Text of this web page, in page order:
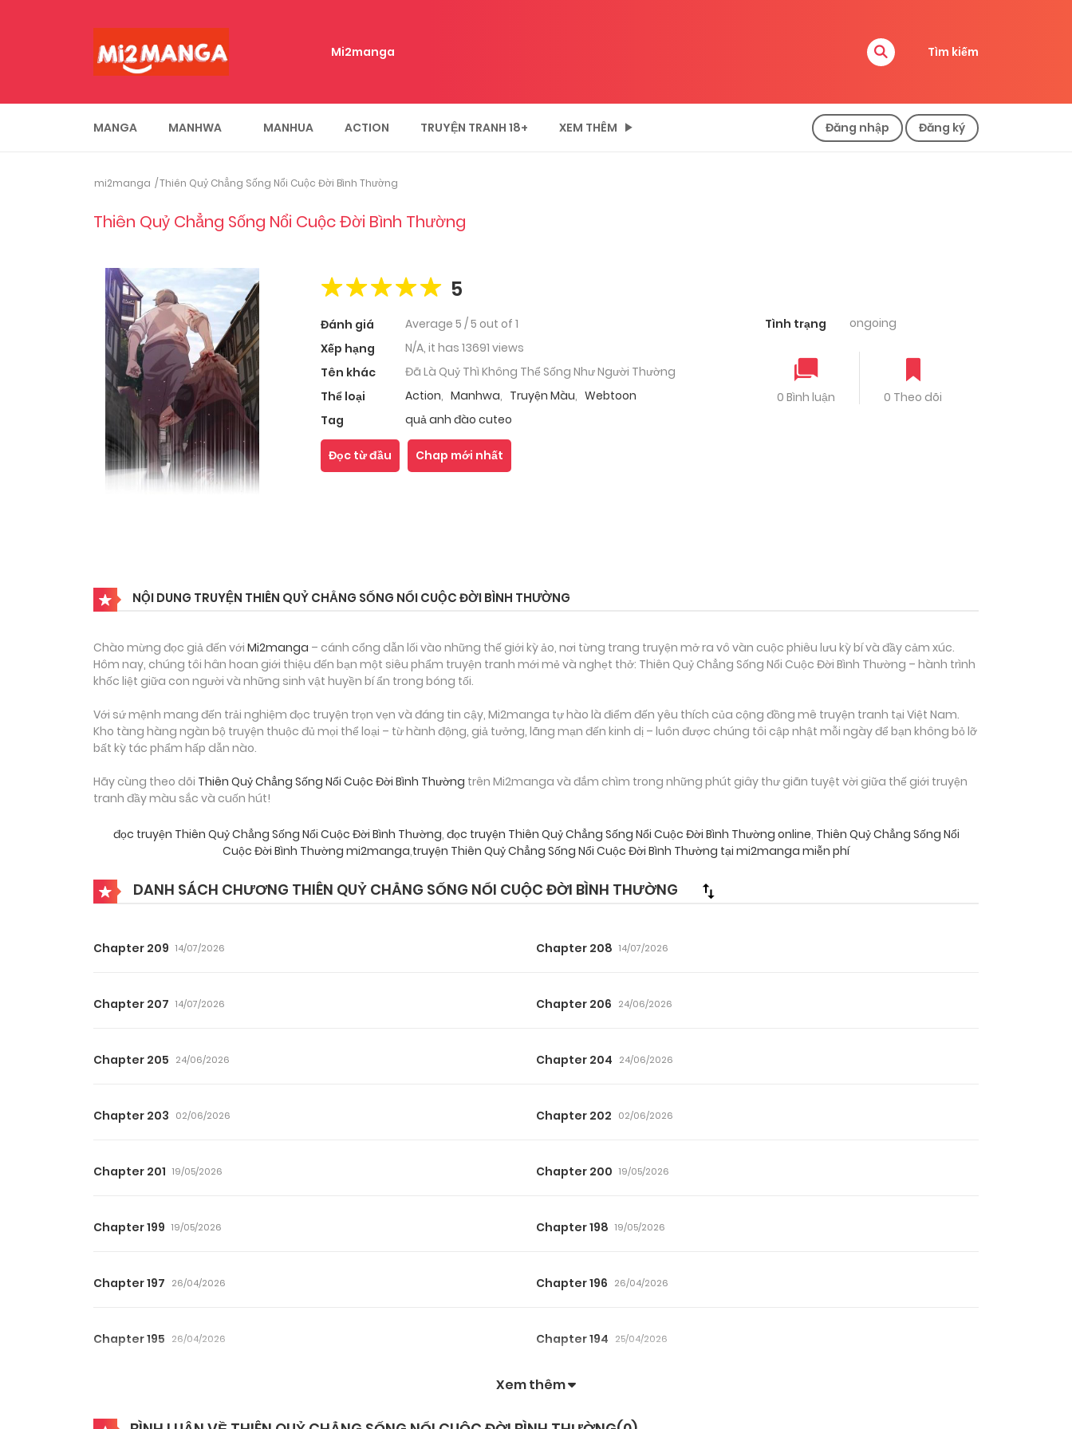
Mi2manga Tìm kiếm
MANGA MANHWA MANHUA ACTION TRUYỆN TRANH 18+ XEM THÊM Đăng nhập Đăng ký
mi2manga Thiên Quỷ Chẳng Sống Nổi Cuộc Đời Bình Thường
Thiên Quỷ Chẳng Sống Nổi Cuộc Đời Bình Thường
5
Đánh giá Average 5 /5 out of 1
Xếp hạng
N/A, it has 13691 views
Tên khác
Đã Là Quỷ Thì Không Thể Sống Như Người Thường
Thể loại
Action, Manhwa, Truyện Màu, Webtoon
Tag
quả anh đào cuteo
Tình trạng ongoing
0 Bình luận 0 Theo dõi
Đọc từ đầu Chap mới nhất
NỘI DUNG TRUYỆN THIÊN QUỶ CHẲNG SỐNG NỔI CUỘC ĐỜI BÌNH THƯỜNG
Chào mừng đọc giả đến với Mi2manga – cánh cổng dẫn lối vào những thế giới kỳ ảo, nơi từng trang truyện mở ra vô vàn cuộc phiêu lưu kỳ bí và đầy cảm xúc.
Hôm nay, chúng tôi hân hoan giới thiệu đến bạn một siêu phẩm truyện tranh mới mẻ và nghẹt thở: Thiên Quỷ Chẳng Sống Nổi Cuộc Đời Bình Thường – hành trình
khốc liệt giữa con người và những sinh vật huyền bí ẩn trong bóng tối.
Với sứ mệnh mang đến trải nghiệm đọc truyện trọn vẹn và đáng tin cậy, Mi2manga tự hào là điểm đến yêu thích của cộng đồng mê truyện tranh tại Việt Nam.
Kho tàng hàng ngàn bộ truyện thuộc đủ mọi thể loại – từ hành động, giả tưởng, lãng mạn đến kinh dị – luôn được chúng tôi cập nhật mỗi ngày để bạn không bỏ lỡ
bất kỳ tác phẩm hấp dẫn nào.
Hãy cùng theo dõi Thiên Quỷ Chẳng Sống Nổi Cuộc Đời Bình Thường trên Mi2manga và đắm chìm trong những phút giây thư giãn tuyệt vời giữa thế giới truyện
tranh đầy màu sắc và cuốn hút!
đọc truyện Thiên Quỷ Chẳng Sống Nổi Cuộc Đời Bình Thường, đọc truyện Thiên Quỷ Chẳng Sống Nổi Cuộc Đời Bình Thường online, Thiên Quỷ Chẳng Sống Nổi
Cuộc Đời Bình Thường mi2manga,truyện Thiên Quỷ Chẳng Sống Nổi Cuộc Đời Bình Thường tại mi2manga miễn phí
DANH SÁCH CHƯƠNG THIÊN QUỶ CHẲNG SỐNG NỔI CUỘC ĐỜI BÌNH THƯỜNG
Chapter 209 14/07/2026 Chapter 208 14/07/2026
Chapter 207 14/07/2026 Chapter 206 24/06/2026
Chapter 205 24/06/2026 Chapter 204 24/06/2026
Chapter 203 02/06/2026 Chapter 202 02/06/2026
Chapter 201 19/05/2026 Chapter 200 19/05/2026
Chapter 199 19/05/2026 Chapter 198 19/05/2026
Chapter 197 26/04/2026 Chapter 196 26/04/2026
Chapter 195 26/04/2026 Chapter 194 25/04/2026
Chapter 192
Xem thêm